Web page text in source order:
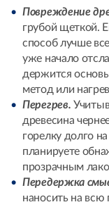
Повреждение
грубой щеткой.
способ лучше
уже начало
держится
метод или
Перегрев.
древесина
горелку долго
планируете
прозрачным
Передержка
наносить на всю